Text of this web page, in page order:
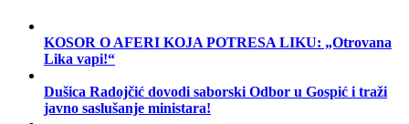
KOSOR O AFERI KOJA POTRESA LIKU: „Otrovana
Lika vapi!“
Dušica Radojčić dovodi saborski Odbor u Gospić i traži
javno saslušanje ministara!